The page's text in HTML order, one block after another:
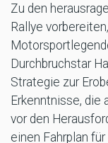
Zu den
Rallye
Durchbruchstar
Strategie zur
Erkenntnisse, die
vor den
einen Fahrplan